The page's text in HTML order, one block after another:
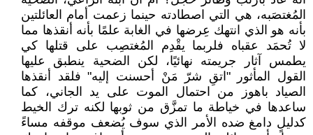
المُغتصَبه، هي التي اصطادته حينما زعمت أمام العائلتين
بأنه هو الذي انتهك عِرضها في الغابة علمًا بأنه أنقذها مما
لا تُحمَد عقباه فلربما يقْدِم المُغتصِب على قتلها كي
يطمس آثار جريمته نهائيًا، لكن الضحية ينطبق عليها
القول المأثور "اتقِ شرّ مَنْ أحسنت إليه" فلقد أنقذها
الصياد باهوز من احتمال الموت على يد الجاني، كما
ساعدها في خياطة ما تمزَّق من ثوبها لكنه ترك الخيط
كدليلٍ دامغ ضده الأمر الذي سوف يُضعف موقفه مساءً